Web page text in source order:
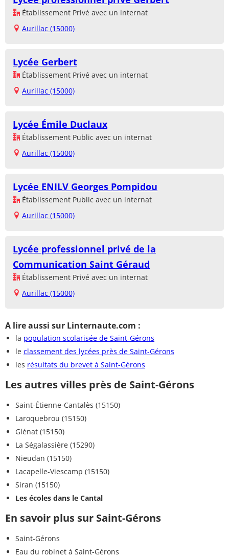
Établissement Privé avec un internat
Aurillac (15000)
Lycée Gerbert
Établissement Privé avec un internat
Aurillac (15000)
Lycée Émile Duclaux
Établissement Public avec un internat
Aurillac (15000)
Lycée ENILV Georges Pompidou
Établissement Public avec un internat
Aurillac (15000)
Lycée professionnel privé de la
Communication Saint Géraud
Établissement Privé avec un internat
Aurillac (15000)
A lire aussi sur Linternaute.com :
la population scolarisée de Saint-Gérons
le classement des lycées près de Saint-Gérons
les résultats du brevet à Saint-Gérons
Les autres villes près de Saint-Gérons
Saint-Étienne-Cantalès (15150)
Laroquebrou (15150)
Glénat (15150)
La Ségalassière (15290)
Nieudan (15150)
Lacapelle-Viescamp (15150)
Siran (15150)
Les écoles dans le Cantal
En savoir plus sur Saint-Gérons
Saint-Gérons
Eau du robinet à Saint-Gérons